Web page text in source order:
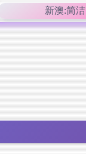
新澳:简洁